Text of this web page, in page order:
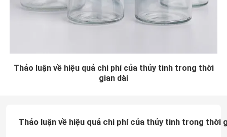
Thảo luận về hiệu quả chi phí của thủy tinh trong thời
gian dài
Thảo luận về hiệu quả chi phí của thủy tinh trong thời